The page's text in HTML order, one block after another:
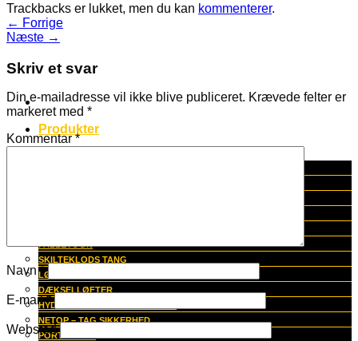
Produkter
PALLEVOGN
SKILTEKLODS TANG
LØFTEVOGN
DÆKSELLØFTER
HYDRAULISK KANTSTENSTANG
NETOP – TAG SIKKERHED
PORTAL LIFT
Trackbacks er lukket, men du kan kommenterer.
← Forrige
Næste →
Skriv et svar
Din e-mailadresse vil ikke blive publiceret. Krævede felter er
markeret med *
Kommentar*
Navn*
E-mail*
Websted